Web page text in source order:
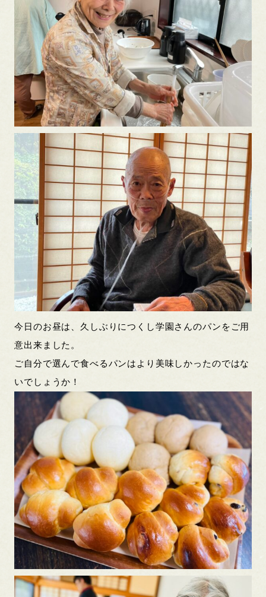
今日のお昼は、久しぶりにつくし学園さんのパンをご用
意出来ました。
ご自分で選んで食べるパンはより美味しかったのではな
いでしょうか！